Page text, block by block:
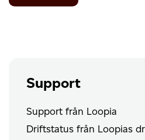
Global
Support
Support från Loopia
Driftstatus från Loopias